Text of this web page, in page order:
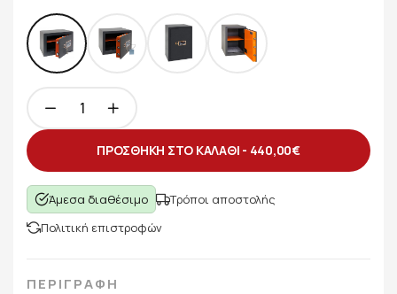
ΠΡΟΣΘΗΚΗ ΣΤΟ ΚΑΛΑΘΙ - 440,00€
Άμεσα διαθέσιμο
Τρόποι αποστολής
Πολιτική επιστροφών
ΠΕΡΙΓΡΑΦΗ